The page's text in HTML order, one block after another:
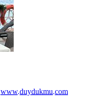
www.duydukmu.com